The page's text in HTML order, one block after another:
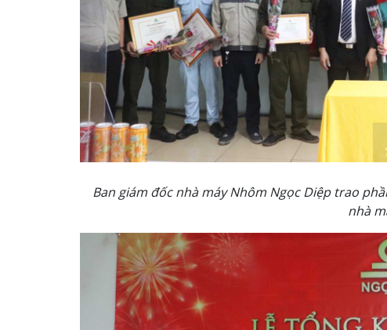
Ban giám đốc nhà máy Nhôm Ngọc Diệp trao
nhà